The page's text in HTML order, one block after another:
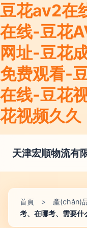
豆花av2在
在线-豆花
网址-豆花
免费观看-
在线-豆花
花视频久久
天津宏順物流有
首頁 > 產(chǎn)
考、在哪考、需要什